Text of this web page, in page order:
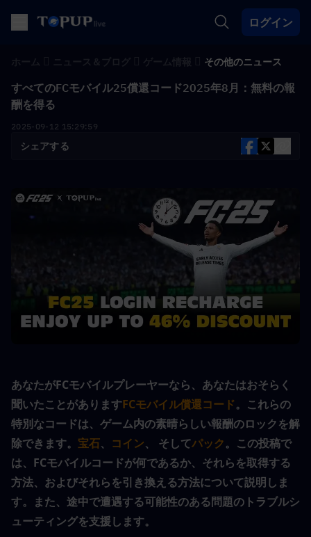
ログイン
その他のニュース
すべてのFCモバイル25償還コード2025年8月：無料の報
酬を得る
2025-09-12 15:29:59
シェアする
あなたがFCモバイルプレーヤーなら、あなたはおそらく
聞いたことがありますFCモバイル償還コード。これらの
特別なコードは、ゲーム内の素晴らしい報酬のロックを解
除できます。 宝石、 コイン、 そしてパック。この投稿で
は、FCモバイルコードが何であるか、それらを取得する
方法、およびそれらを引き換える方法について説明しま
す。また、途中で遭遇する可能性のある問題のトラブルシ
ューティングを支援します。